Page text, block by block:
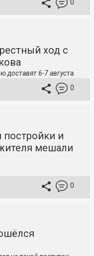
0
ход с
доставят 6-7 августа.
0
постройки и
мешали
0